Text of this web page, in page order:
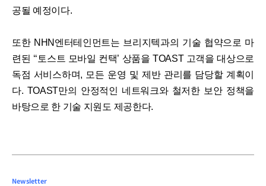
공될 예정이다.
또한 NHN엔터테인먼트는 브리지텍과의 기술 협약으로 마
련된 ‘‘토스트 모바일 컨택’ 상품을 TOAST 고객을 대상으로
독점 서비스하며, 모든 운영 및 제반 관리를 담당할 계획이
다. TOAST만의 안정적인 네트워크와 철저한 보안 정책을
바탕으로 한 기술 지원도 제공한다.
Newsletter